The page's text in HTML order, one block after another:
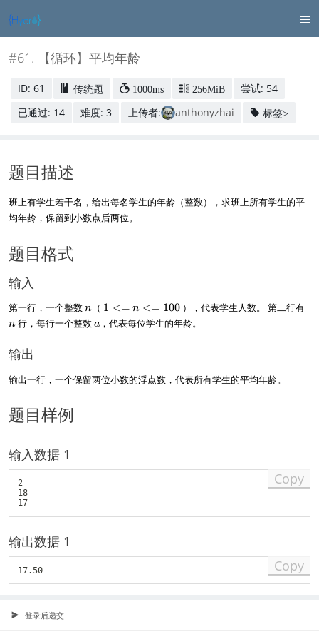
#61. 【循环】平均年龄
ID: 61 传统题 1000ms 256MiB
尝试: 54
已通过: 14
难度: 3 上传者: anthonyzhai 标签>
题目描述
班上有学生若干名，给出每名学生的年龄（整数），求班上所有学生的平
均年龄，保留到小数点后两位。
题目格式
输入
第一行，一个整数n
n （ 1
<
=
1
1 <= n <= 100），代表学生人数。 第二行有n
n 行，每行一个整数a
a ，代表每位学生的年龄。
输出
输出一行，一个保留两位小数的浮点数，代表所有学生的平均年龄。
题目样例
输入数据 1
2
18
17
Copy
输出数据 1
17.50 Copy
登录后递交